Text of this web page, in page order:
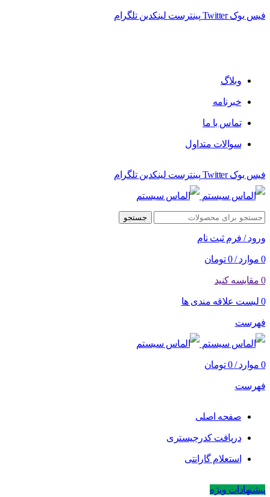
فیس بوک Twitter پینترست لینکدین تلگرام
وبلاگ
خبرنامه
تماس با ما
سوالات متداول
فیس بوک Twitter پینترست لینکدین تلگرام
جستجو
ورود / فرم ثبت نام
0 موارد /
0 تومان
0 مقایسه کنید
0 لیست علاقه مندی ها
فهرست
0 موارد /
0 تومان
فهرست
صفحه اصلی
دریافت کدرجیستری
استعلام گارانتی
پیشنهادات ویژه